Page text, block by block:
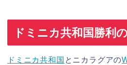
ドミニカ共和国勝利
ドミニカ共和国 とニカラグアの